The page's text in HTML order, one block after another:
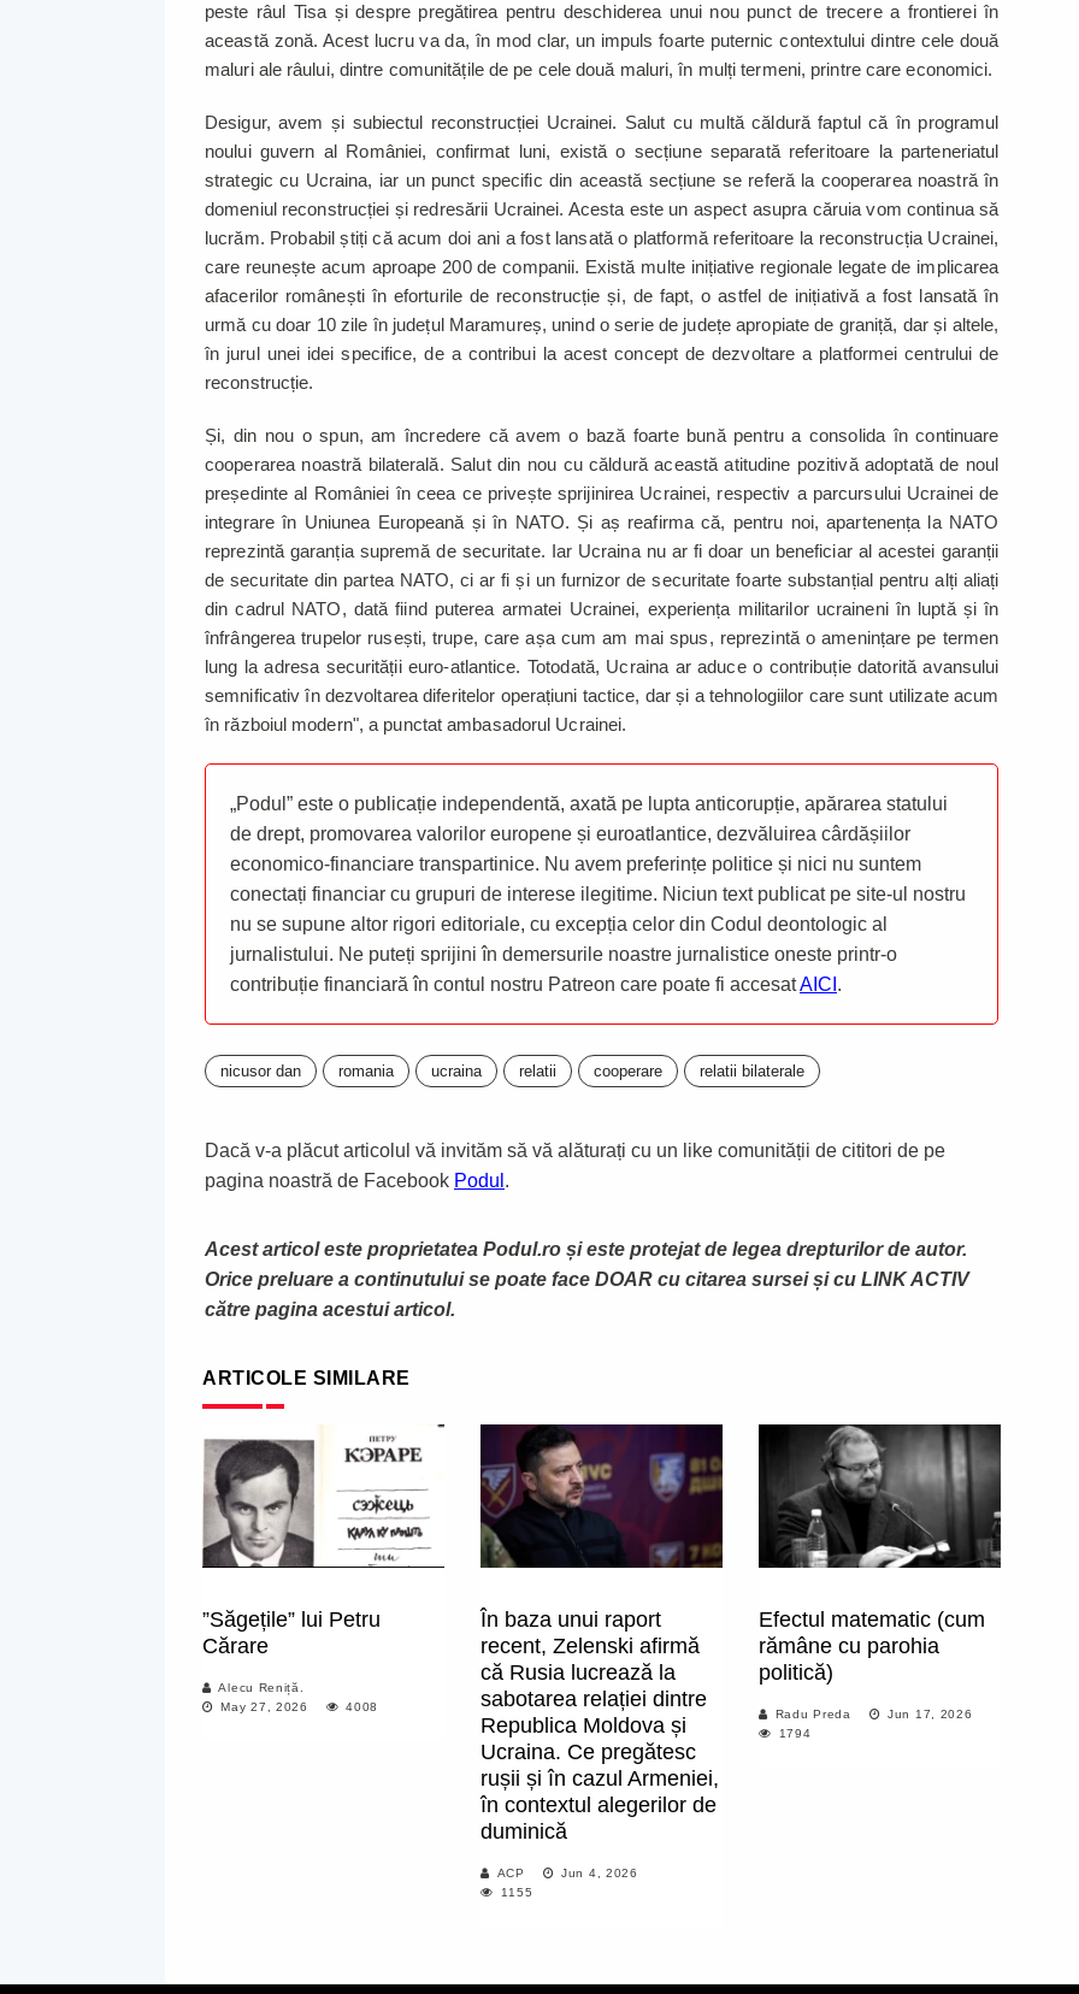
peste râul Tisa și despre pregătirea pentru deschiderea unui nou punct de trecere a frontierei în
această zonă. Acest lucru va da, în mod clar, un impuls foarte puternic contextului dintre cele două
maluri ale râului, dintre comunitățile de pe cele două maluri, în mulți termeni, printre care economici.
Desigur, avem și subiectul reconstrucției Ucrainei. Salut cu multă căldură faptul că în programul
noului guvern al României, confirmat luni, există o secțiune separată referitoare la parteneriatul
strategic cu Ucraina, iar un punct specific din această secțiune se referă la cooperarea noastră în
domeniul reconstrucției și redresării Ucrainei. Acesta este un aspect asupra căruia vom continua să
lucrăm. Probabil știți că acum doi ani a fost lansată o platformă referitoare la reconstrucția Ucrainei,
care reunește acum aproape 200 de companii. Există multe inițiative regionale legate de implicarea
afacerilor românești în eforturile de reconstrucție și, de fapt, o astfel de inițiativă a fost lansată în
urmă cu doar 10 zile în județul Maramureș, unind o serie de județe apropiate de graniță, dar și altele,
în jurul unei idei specifice, de a contribui la acest concept de dezvoltare a platformei centrului de
reconstrucție.
Și, din nou o spun, am încredere că avem o bază foarte bună pentru a consolida în continuare
cooperarea noastră bilaterală. Salut din nou cu căldură această atitudine pozitivă adoptată de noul
președinte al României în ceea ce privește sprijinirea Ucrainei, respectiv a parcursului Ucrainei de
integrare în Uniunea Europeană și în NATO. Și aș reafirma că, pentru noi, apartenența la NATO
reprezintă garanția supremă de securitate. Iar Ucraina nu ar fi doar un beneficiar al acestei garanții
de securitate din partea NATO, ci ar fi și un furnizor de securitate foarte substanțial pentru alți aliați
din cadrul NATO, dată fiind puterea armatei Ucrainei, experiența militarilor ucraineni în luptă și în
înfrângerea trupelor rusești, trupe, care așa cum am mai spus, reprezintă o amenințare pe termen
lung la adresa securității euro-atlantice. Totodată, Ucraina ar aduce o contribuție datorită avansului
semnificativ în dezvoltarea diferitelor operațiuni tactice, dar și a tehnologiilor care sunt utilizate acum
în războiul modern", a punctat ambasadorul Ucrainei.
„Podul” este o publicație independentă, axată pe lupta anticorupție, apărarea statului
de drept, promovarea valorilor europene și euroatlantice, dezvăluirea cârdășiilor
economico-financiare transpartinice. Nu avem preferințe politice și nici nu suntem
conectați financiar cu grupuri de interese ilegitime. Niciun text publicat pe site-ul nostru
nu se supune altor rigori editoriale, cu excepția celor din Codul deontologic al
jurnalistului. Ne puteți sprijini în demersurile noastre jurnalistice oneste printr-o
contribuție financiară în contul nostru Patreon care poate fi accesatAICI .
nicusor dan romania ucraina relatii cooperare relatii bilaterale
Dacă v-a plăcut articolul vă invităm să vă alăturați cu un like comunității de cititori de pe
pagina noastră de Facebook Podul .
Acest articol este proprietatea Podul.ro și este protejat de legea drepturilor de autor.
Orice preluare a continutului se poate face DOAR cu citarea sursei și cu LINK ACTIV
către pagina acestui articol.
ARTICOLE SIMILARE
”Săgețile” lui Petru
Cărare
Alecu Reniță.
May 27, 2026
4008
În baza unui raport
recent, Zelenski afirmă
că Rusia lucrează la
sabotarea relației dintre
Republica Moldova și
Ucraina. Ce pregătesc
rușii și în cazul Armeniei,
în contextul alegerilor de
duminică
ACP
Jun 4, 2026
1155
Efectul matematic (cum
rămâne cu parohia
politică)
Radu Preda
Jun 17, 2026
1794